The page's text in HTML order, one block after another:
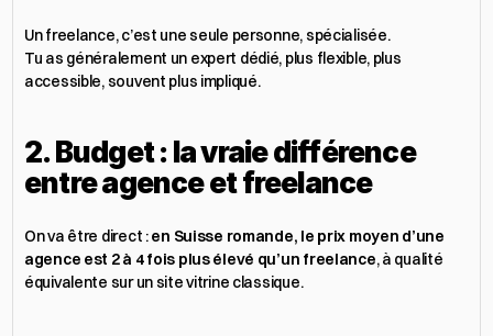
Un freelance, c’est une seule personne, spécialisée.
Tu as généralement un expert dédié, plus flexible, plus
accessible, souvent plus impliqué.
2. Budget : la vraie différence
entre agence et freelance
On va être direct : en Suisse romande, le prix moyen d’une
agence est 2 à 4 fois plus élevé qu’un freelance, à qualité
équivalente sur un site vitrine classique.